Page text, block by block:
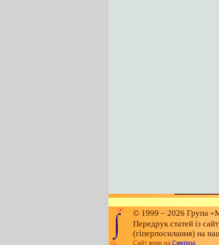
© 1999 – 2026 Група
Передрук статей із
(гіперпосилання) на
Сайт живе на Смереці